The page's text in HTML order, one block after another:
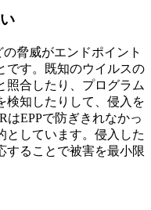
脅威がエンドポイント
です。既知のウイルスの
照合したり、プログラム
検知したりして、侵入を
はEPPで防ぎきれなかっ
としています。侵入した
することで被害を最小限